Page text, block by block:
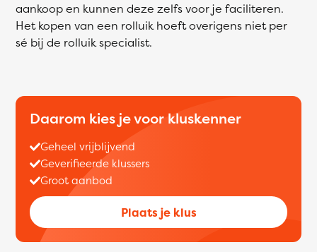
aankoop en kunnen deze zelfs voor je faciliteren.
Het kopen van een rolluik hoeft overigens niet per
sé bij de rolluik specialist.
Daarom kies je voor kluskenner
Geheel vrijblijvend
Geverifieerde klussers
Groot aanbod
Plaats je klus